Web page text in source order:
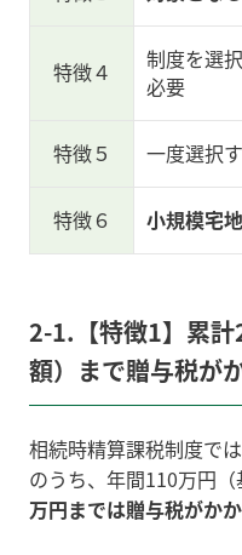
特徴４ 制度を選
必要
特徴５ 一度選択
特徴６ 小規模宅
2-1.【特徴1】累
額）まで贈与税が
相続時精算課税制度で
のうち、年間110万円
万円までは贈与税がかか